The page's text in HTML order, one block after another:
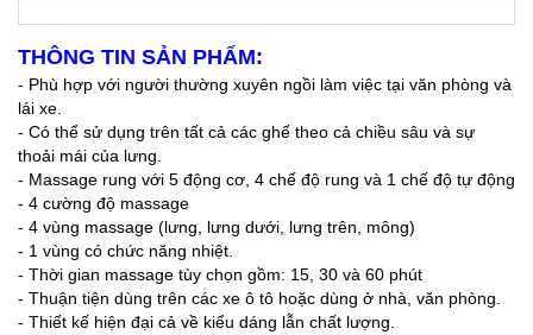
THÔNG TIN SẢN PHẨM:
- Phù hợp với người thường xuyên ngồi làm việc tại văn phòng và
lái xe.
- Có thể sử dụng trên tất cả các ghế theo cả chiều sâu và sự
thoải mái của lưng.
- Massage rung với 5 động cơ, 4 chế độ rung và 1 chế độ tự động
- 4 cường độ massage
- 4 vùng massage (lưng, lưng dưới, lưng trên, mông)
- 1 vùng có chức năng nhiệt.
- Thời gian massage tùy chọn gồm: 15, 30 và 60 phút
- Thuận tiện dùng trên các xe ô tô hoặc dùng ở nhà, văn phòng.
- Thiết kế hiện đại cả về kiểu dáng lẫn chất lượng.